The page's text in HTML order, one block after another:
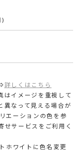
)
詳しくはこちら
はイメージを重視して
異なって見える場合が
エーションの色を参
せサービスをご利用く
ホワイトに色名変更